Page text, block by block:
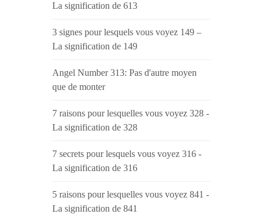
La signification de 613
3 signes pour lesquels vous voyez 149 –
La signification de 149
Angel Number 313: Pas d'autre moyen
que de monter
7 raisons pour lesquelles vous voyez 328 -
La signification de 328
7 secrets pour lesquels vous voyez 316 -
La signification de 316
5 raisons pour lesquelles vous voyez 841 -
La signification de 841